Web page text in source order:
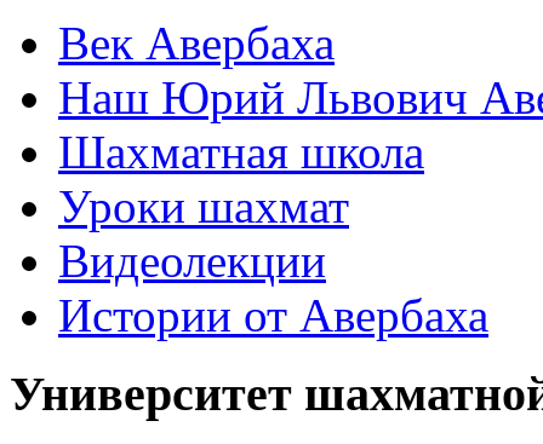
Век Авербаха
Наш Юрий Львович
Шахматная школа
Уроки шахмат
Видеолекции
Истории от Авербаха
Университет